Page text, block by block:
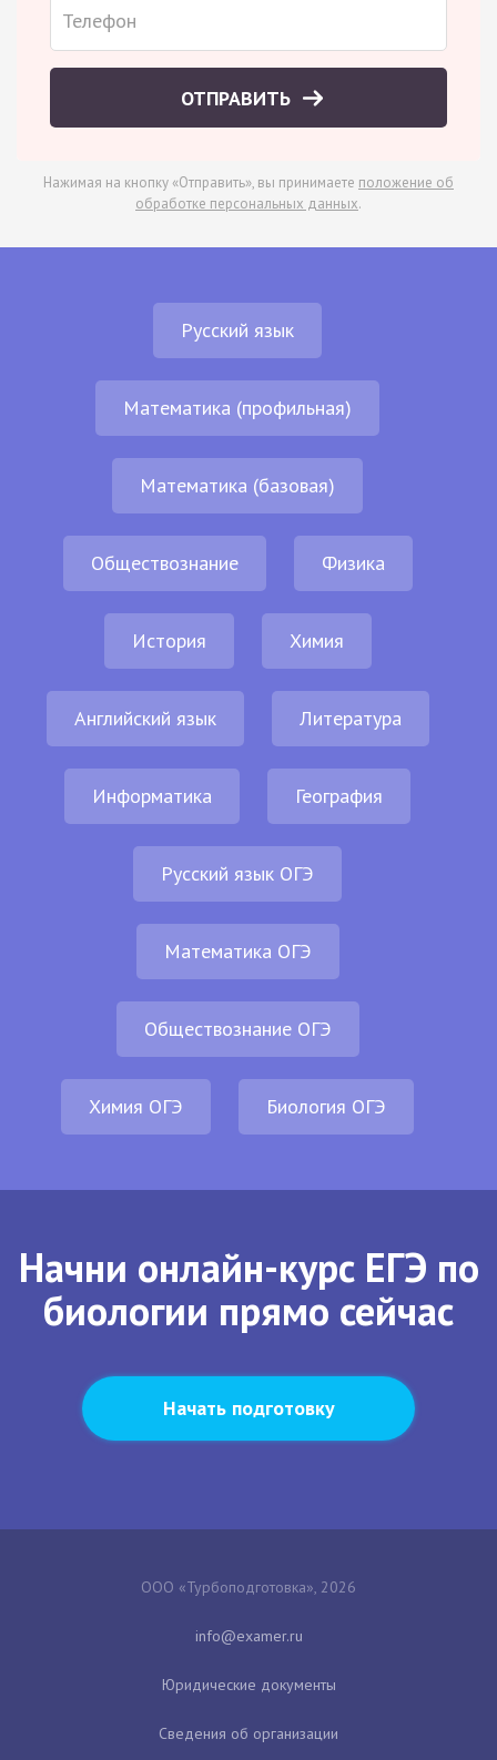
ОТПРАВИТЬ
Нажимая на кнопку «Отправить», вы принимаете положение об
обработке персональных данных.
Русский язык
Математика (профильная)
Математика (базовая)
Обществознание Физика
История Химия
Английский язык Литература
Информатика География
Русский язык ОГЭ
Математика ОГЭ
Обществознание ОГЭ
Химия ОГЭ Биология ОГЭ
Начни онлайн-курс ЕГЭ по
биологии прямо сейчас
Начать подготовку
ООО «Турбоподготовка», 2026
Юридические документы
Сведения об организации